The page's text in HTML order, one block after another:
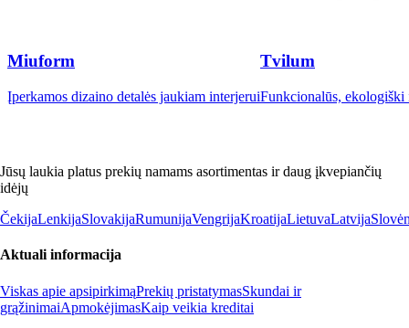
Miuform
Įperkamos dizaino detalės jaukiam interjerui
Tvilum
Funkcionalūs,
Jūsų laukia platus prekių namams asortimentas ir daug įkvepiančių
idėjų
ČekijaLenkijaSlovakijaRumunijaVengrijaKroatijaLietuvaLatvija
Aktuali informacija
Viskas apie apsipirkimąPrekių pristatymasSkundai ir
grąžinimaiApmokėjimasKaip veikia kreditai